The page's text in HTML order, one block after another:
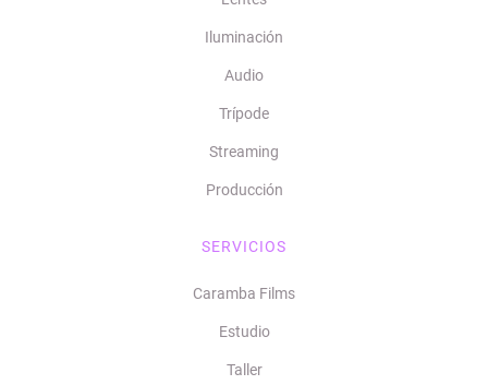
Iluminación
Audio
Trípode
Streaming
Producción
SERVICIOS
Caramba Films
Estudio
Taller